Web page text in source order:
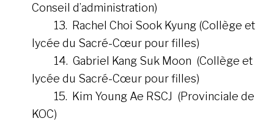
Conseil d’administration)
13. Rachel Choi Sook Kyung (Collège et
lycée du Sacré-Cœur pour filles)
14. Gabriel Kang Suk Moon (Collège et
lycée du Sacré-Cœur pour filles)
15. Kim Young Ae RSCJ (Provinciale de
KOC)